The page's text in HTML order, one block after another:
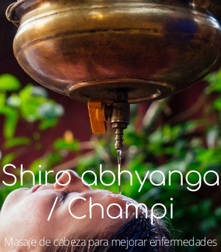
Shiro abhyanga
/ Champi
Masaje de cabeza para mejorar enfermedades